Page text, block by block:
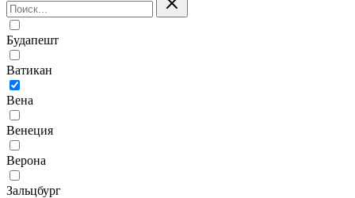
Будапешт
Ватикан
Вена
Венеция
Верона
Зальцбург